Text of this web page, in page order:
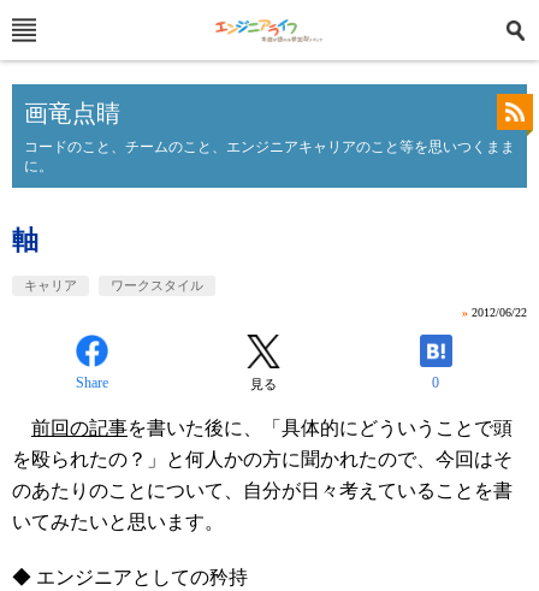
画竜点睛
コードのこと、チームのこと、エンジニアキャリアのこと等を思いつくまま
に。
軸
キャリア ワークスタイル
» 2012/06/22
Share 見る 0
前回の記事を書いた後に、「具体的にどういうことで頭
を殴られたの？」と何人かの方に聞かれたので、今回はそ
のあたりのことについて、自分が日々考えていることを書
いてみたいと思います。
◆ エンジニアとしての矜持